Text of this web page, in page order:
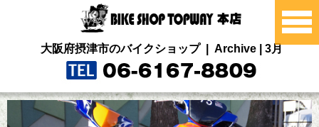
大阪府摂津市のバイクショップ | Archive | 3月